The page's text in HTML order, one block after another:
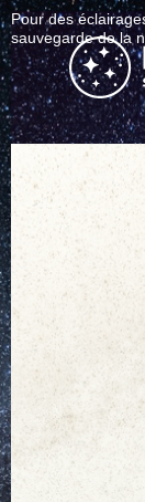
Pour des
sauvegarde de la